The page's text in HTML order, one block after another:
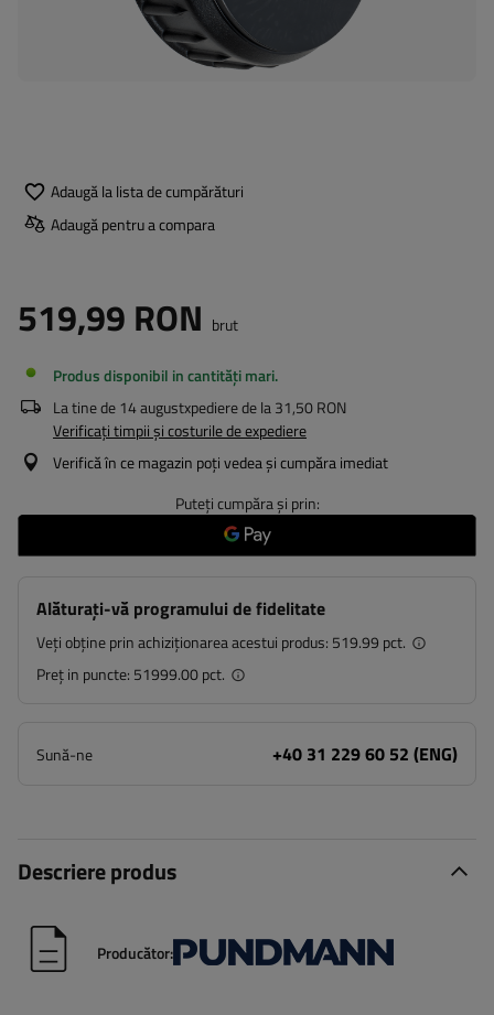
Adaugă la lista de cumpărături
Adaugă pentru a compara
519,99 RON brut
Produs disponibil in cantități mari
La tine de14 augustxpediere de la31,50 RON
Verificați timpii și costurile de expediere
Verifică în ce magazin poți vedea și cumpăra imediat
Puteți cumpăra și prin:
Alăturați-vă programului de fidelitate
Veți obține prin achiziționarea acestui produs: 519.99 pct.
Preț in puncte: 51999.00 pct.
Sună-ne +40 31 229 60 52 (ENG)
Descriere produs
Producător: